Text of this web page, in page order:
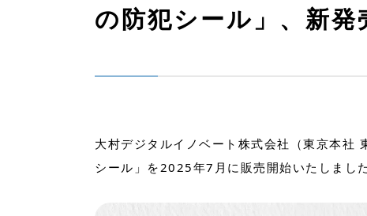
の防犯シール」、新発
大村デジタルイノベート株式会社（東京本社
シール」を2025年7月に販売開始いたしました